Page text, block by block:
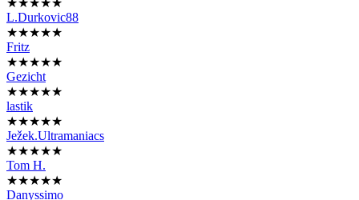
★★★★★
L.Durkovic88
★★★★★
Fritz
★★★★★
Gezicht
★★★★★
lastik
★★★★★
Ježek.Ultramaniacs
★★★★★
Tom H.
★★★★★
Danyssimo